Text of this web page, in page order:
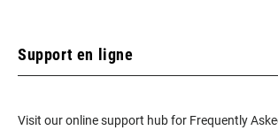
Support en ligne
Visit our online support hub for Frequently